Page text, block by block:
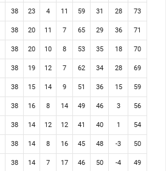
38 23 4 11 59 31 28 73
38 20 11 7 65 29 36 71
38 20 10 8 53 35 18 70
38 19 12 7 62 34 28 69
38 15 14 9 51 36 15 59
38 16 8 14 49 46 3 56
38 14 12 12 41 40 1 54
38 14 8 16 45 48 -3 50
38 14 7 17 46 50 -4 49